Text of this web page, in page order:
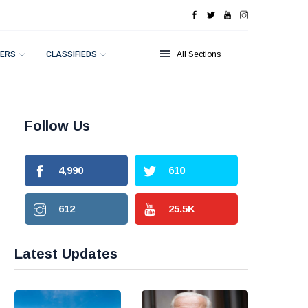
CLASSIFIEDS All Sections
Follow Us
4,990 610
612 25.5K
Latest Updates